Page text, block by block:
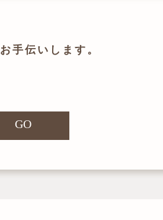
お手伝いします。
GO